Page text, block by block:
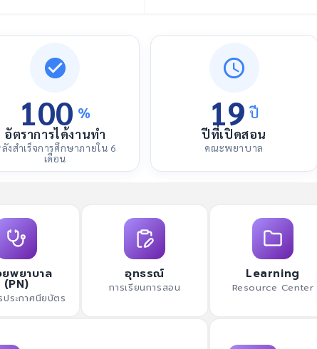
100 %
อัตราการได้งานทำ
งสำเร็จการศึกษาภายใน 6
เดือน
19 ปี
ปีที่เปิดสอน
คณะพยาบาล
พยาบาล
(PN)
ระกาศนียบัตร
อุทธรณ์
การเรียนการสอน
Learning
Resource Center